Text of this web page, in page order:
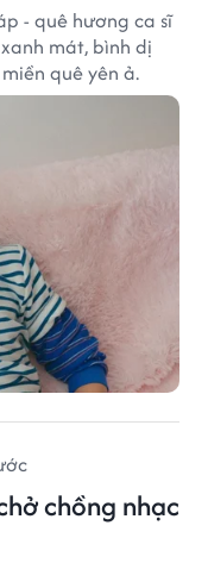
- quê hương ca sĩ
mát, bình dị
quê yên ả.
chồng nhạc